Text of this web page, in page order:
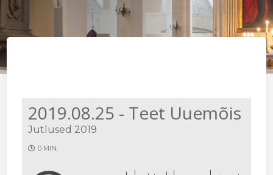
2019.08.25 - Teet Uuemõis
Jutlused 2019
0 MIN.